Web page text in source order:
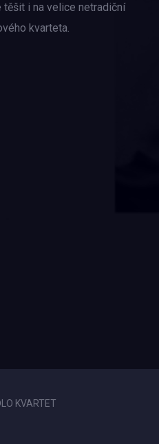
i na velice netradiční
kvarteta.
KVARTET